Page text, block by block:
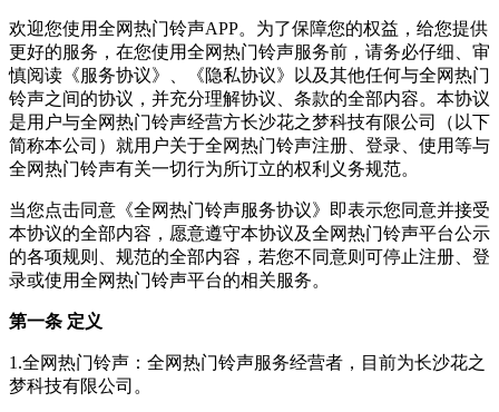
欢迎您使用全网热门铃声APP。为了保障您的权益，给您提供
更好的服务，在您使用全网热门铃声服务前，请务必仔细、审
慎阅读《服务协议》、《隐私协议》以及其他任何与全网热门
铃声之间的协议，并充分理解协议、条款的全部内容。本协议
是用户与全网热门铃声经营方长沙花之梦科技有限公司（以下
简称本公司）就用户关于全网热门铃声注册、登录、使用等与
全网热门铃声有关一切行为所订立的权利义务规范。
当您点击同意《全网热门铃声服务协议》即表示您同意并接受
本协议的全部内容，愿意遵守本协议及全网热门铃声平台公示
的各项规则、规范的全部内容，若您不同意则可停止注册、登
录或使用全网热门铃声平台的相关服务。
第一条 定义
1.全网热门铃声：全网热门铃声服务经营者，目前为长沙花之
梦科技有限公司。